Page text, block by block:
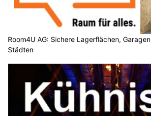
Room4U AG: Sichere Lagerflächen,
Städten